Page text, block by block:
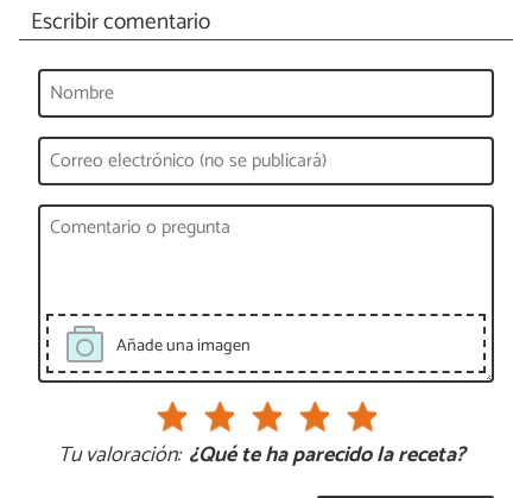
Escribir comentario
Añade una imagen
Tu valoración: ¿Qué te ha parecido la receta?